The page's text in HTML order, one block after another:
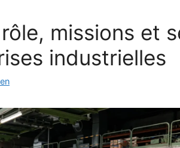
missions et
industrielles